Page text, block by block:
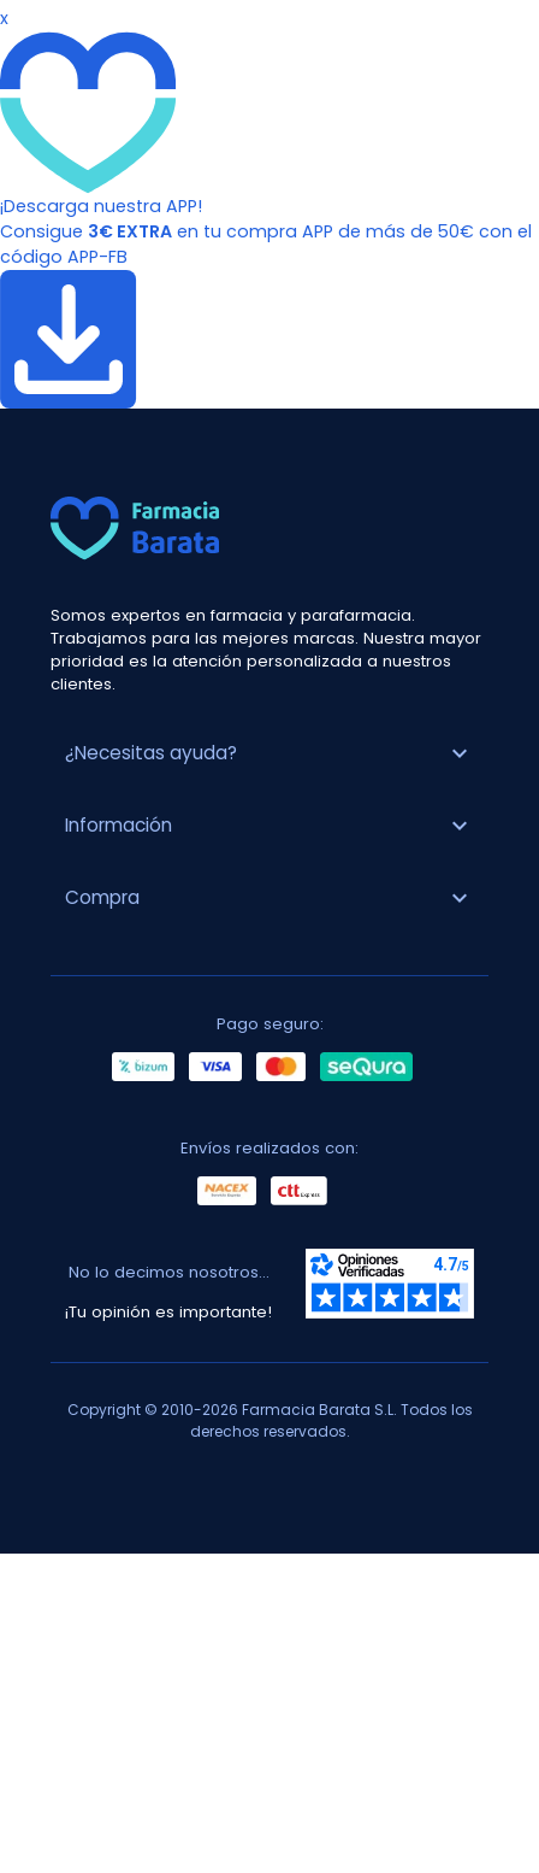
x
¡Descarga nuestra APP!
Consigue 3€ EXTRA en tu compra APP de más de 50€ con el
código APP-FB
Somos expertos en farmacia y parafarmacia.
Trabajamos para las mejores marcas. Nuestra mayor
prioridad es la atención personalizada a nuestros
clientes.
¿Necesitas ayuda? expand_more
Información expand_more
Compra expand_more
Pago seguro:
Envíos realizados con:
No lo decimos nosotros...
¡Tu opinión es importante!
Copyright © 2010-2026 Farmacia Barata S.L. Todos los
derechos reservados.